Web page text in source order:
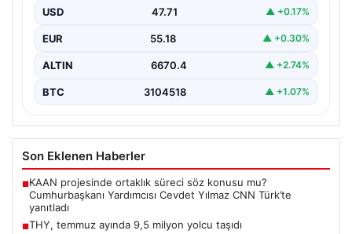
USD 47.71 ▲ +0.17%
EUR 55.18 ▲ +0.30%
ALTIN 6670.4 ▲ +2.74%
BTC 3104518 ▲ +1.07%
Son Eklenen Haberler
■KAAN projesinde ortaklık süreci söz konusu mu?
Cumhurbaşkanı Yardımcısı Cevdet Yılmaz CNN Türk’te
yanıtladı
■THY, temmuz ayında 9,5 milyon yolcu taşıdı